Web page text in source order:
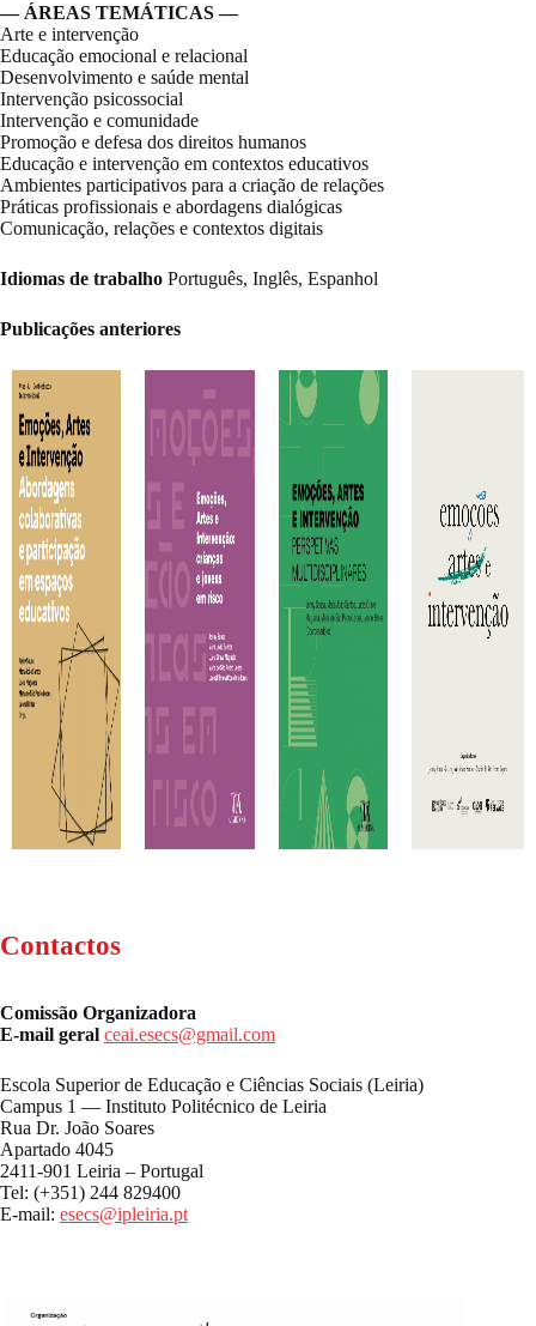
— ÁREAS TEMÁTICAS —
Arte e intervenção
Educação emocional e relacional
Desenvolvimento e saúde mental
Intervenção psicossocial
Intervenção e comunidade
Promoção e defesa dos direitos humanos
Educação e intervenção em contextos educativos
Ambientes participativos para a criação de relações
Práticas profissionais e abordagens dialógicas
Comunicação, relações e contextos digitais
Idiomas de trabalho Português, Inglês, Espanhol
Publicações anteriores
Contactos
Comissão Organizadora
E-mail geral ceai.esecs@gmail.com
Escola Superior de Educação e Ciências Sociais (Leiria)
Campus 1 — Instituto Politécnico de Leiria
Rua Dr. João Soares
Apartado 4045
2411-901 Leiria – Portugal
Tel: (+351) 244 829400
E-mail: esecs@ipleiria.pt